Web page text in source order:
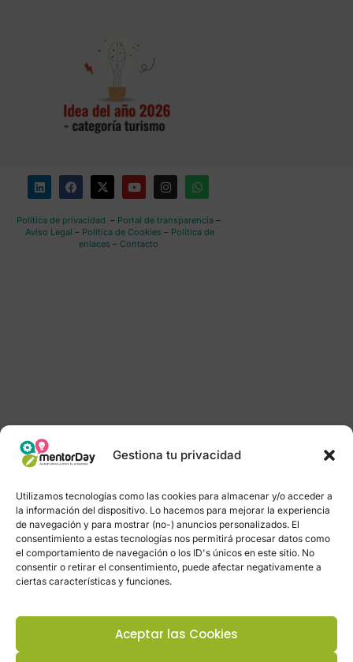
Gestiona tu privacidad
Utilizamos tecnologías como las cookies para almacenar y/o acceder a
la información del dispositivo. Lo hacemos para mejorar la experiencia
de navegación y para mostrar (no-) anuncios personalizados. El
consentimiento a estas tecnologías nos permitirá procesar datos como
el comportamiento de navegación o los ID's únicos en este sitio. No
consentir o retirar el consentimiento, puede afectar negativamente a
ciertas características y funciones.
Aceptar las Cookies
Política de privacidad – Portal de transparencia–
Aviso Legal – Política de Cookies – Política de
enlaces – Contacto